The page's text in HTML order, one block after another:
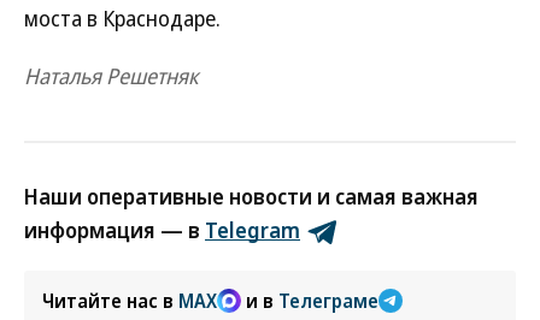
моста в Краснодаре.
Наталья Решетняк
Наши оперативные новости и самая важная
информация — в Telegram
Читайте нас в MAX и в Телеграме